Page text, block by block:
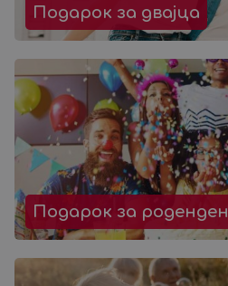
Подарок за двајца
Подарок за роденден